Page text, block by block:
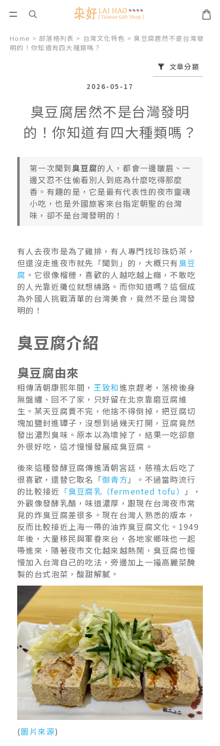
Home > 部落格列表 > 台灣文化特色 > 臭豆腐居然不是台灣發
明的！你知道有四大種類嗎？
文章分類
2026-05-17
臭豆腐居然不是台灣發明
的！你知道有四大種類嗎？
第一次聞到臭豆腐的人，都會一邊皺眉、一
邊又忍不住偷看別人到底為什麼吃得那麼
香。有趣的是，它是最有代表性的夜市靈魂
小吃，也是外國旅客來台指定朝聖的台灣
味，卻不是台灣發明的！
有人去夜市是為了雞排，有人專門找珍珠奶茶，
但還沒走進夜市就先「聞到」的，大概只有臭豆
腐 。它很像榴槤，喜歡的人越吃越上癮，不敢吃
的人光靠近攤位就想繞路。而你知道嗎？這個成
為外國人挑戰清單的台灣美食，竟然不是台灣發
明的！
臭豆腐介紹
臭豆腐由來
相傳清朝康熙年間， 王致和進京趕考，落榜後身
無盤纏、回不了家，只好留在北京靠磨豆腐維
生。某天豆腐賣不完，他捨不得倒掉，把豆腐切
塊加鹽封進罈子，沒想到過幾天打開，豆腐竟然
發出濃烈臭味。原本以為壞掉了，結果一吃卻意
外很好吃，這才慢慢發展成臭豆腐。
後來這種發酵豆腐傳進清朝宮廷，慈禧太后吃了
很喜歡，還替它取名「御青方 」。不過當時流行
的比較接近 「臭豆腐乳（fermented tofu）
」，
外觀像發酵乳酪，味道濃厚，跟現在台灣夜市常
見的炸臭豆腐差很多。現在台灣人熟悉的版本，
反而比較接近上海一帶的油炸臭豆腐文化。1949
年後，大量移民與軍眷來台，各地家鄉味也一起
帶進來，隨著夜市文化越來越熱鬧，臭豆腐也慢
慢加入台灣自己的吃法，旁邊加上一撮高麗菜醃
製的台式泡菜，酸甜解膩。
(圖片來源)